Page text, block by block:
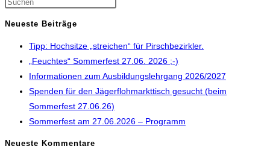
Neueste Beiträge
Tipp: Hochsitze „streichen“ für Pirschbezirkler.
„Feuchtes“ Sommerfest 27.06. 2026 ;-)
Informationen zum Ausbildungslehrgang 2026/2027
Spenden für den Jägerflohmarkttisch gesucht (beim
Sommerfest 27.06.26)
Sommerfest am 27.06.2026 – Programm
Neueste Kommentare